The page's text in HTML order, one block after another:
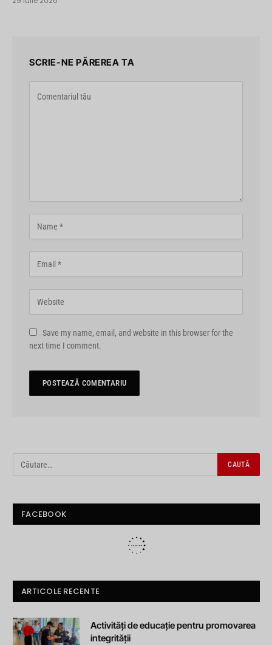
SCRIE-NE PĂREREA TA
Save my name, email, and website in this browser for the
next time I comment.
FACEBOOK
ARTICOLE RECENTE
Activități de educație pentru promovarea
integrității